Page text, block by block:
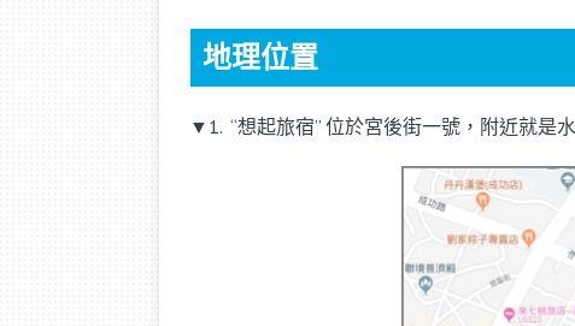
地理位置
▼1. “想起旅宿” 位於宮後街一號，附近就是